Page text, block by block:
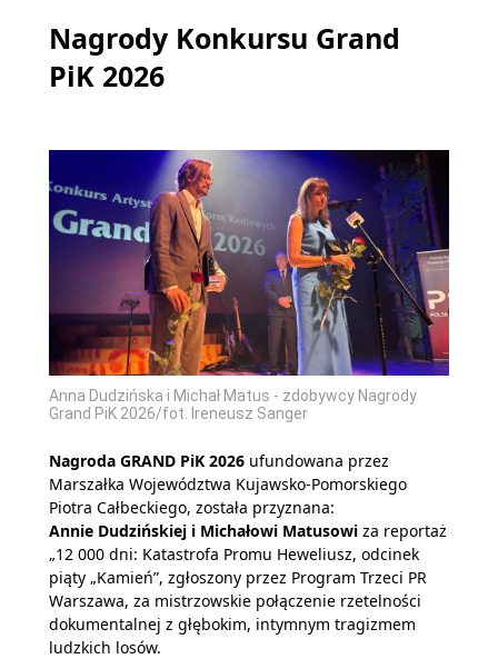
Nagrody Konkursu Grand
PiK 2026
Anna Dudzińska i Michał Matus - zdobywcy Nagrody
Grand PiK 2026/fot. Ireneusz Sanger
Nagroda GRAND PiK 2026 ufundowana przez
Marszałka Województwa Kujawsko-Pomorskiego
Piotra Całbeckiego, została przyznana:
Annie Dudzińskiej i Michałowi Matusowi za reportaż
„12 000 dni: Katastrofa Promu Heweliusz, odcinek
piąty „Kamień”, zgłoszony przez Program Trzeci PR
Warszawa, za mistrzowskie połączenie rzetelności
dokumentalnej z głębokim, intymnym tragizmem
ludzkich losów.